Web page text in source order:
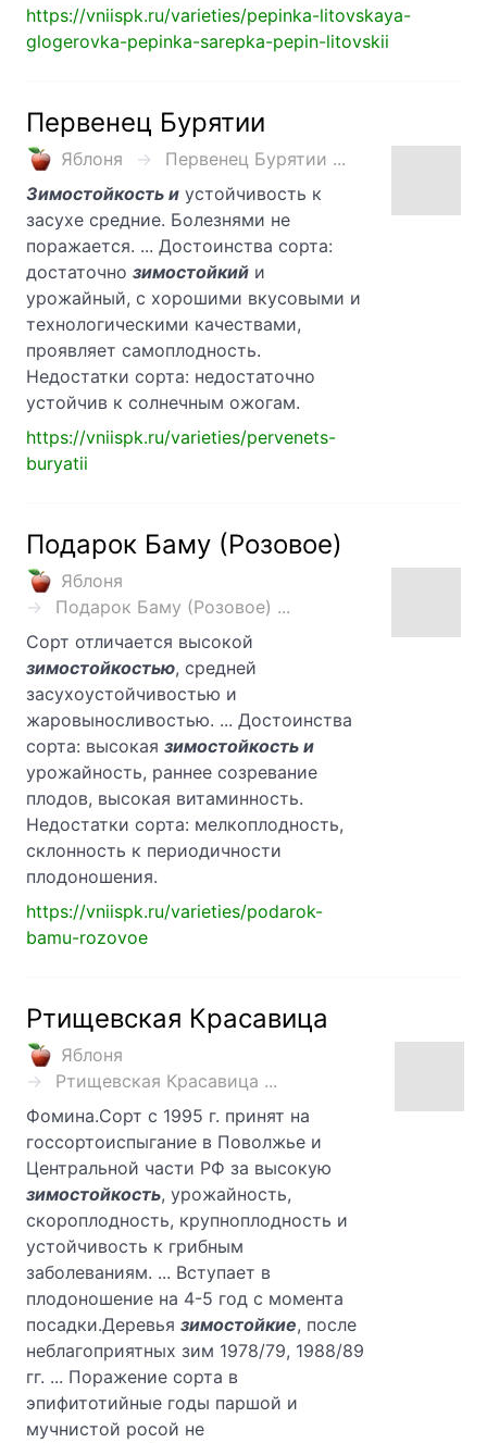
https://vniispk.ru/varieties/pepinka-litovskaya-
glogerovka-pepinka-sarepka-pepin-litovskii
Первенец Бурятии
Яблоня
Первенец Бурятии ...
Зимостойкость и устойчивость к
засухе средние. Болезнями не
поражается. ... Достоинства сорта:
достаточно зимостойкий и
урожайный, с хорошими вкусовыми и
технологическими качествами,
проявляет самоплодность.
Недостатки сорта: недостаточно
устойчив к солнечным ожогам.
https://vniispk.ru/varieties/pervenets-
buryatii
Подарок Баму (Розовое)
Яблоня
Подарок Баму (Розовое) ...
Сорт отличается высокой
зимостойкостью, средней
засухоустойчивостью и
жаровыносливостью. ... Достоинства
сорта: высокая зимостойкость и
урожайность, раннее созревание
плодов, высокая витаминность.
Недостатки сорта: мелкоплодность,
склонность к периодичности
плодоношения.
https://vniispk.ru/varieties/podarok-
bamu-rozovoe
Ртищевская Красавица
Яблоня
Ртищевская Красавица ...
Фомина.Сорт с 1995 г. принят на
госсортоиспыгание в Поволжье и
Центральной части РФ за высокую
зимостойкость, урожайность,
скороплодность, крупноплодность и
устойчивость к грибным
заболеваниям. ... Вступает в
плодоношение на 4-5 год с момента
посадки.Деревья зимостойкие, после
неблагоприятных зим 1978/79, 1988/89
гг. ... Поражение сорта в
эпифитотийные годы паршой и
мучнистой росой не